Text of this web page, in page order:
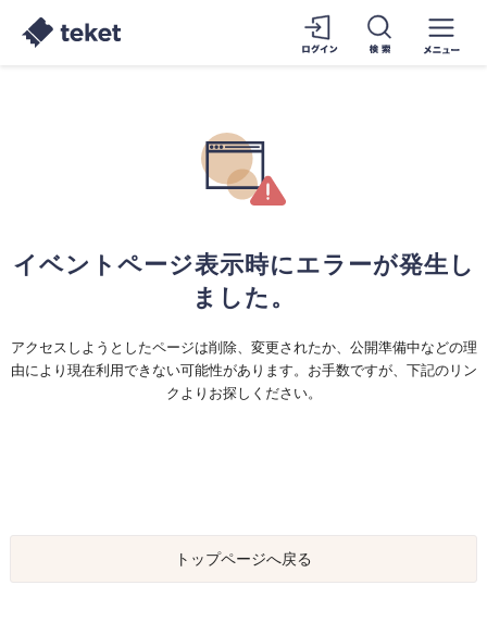
イベントページ表示時にエラーが発生し
ました。
アクセスしようとしたページは削除、変更されたか、公開準備中などの理
由により現在利用できない可能性があります。お手数ですが、下記のリン
クよりお探しください。
トップページへ戻る